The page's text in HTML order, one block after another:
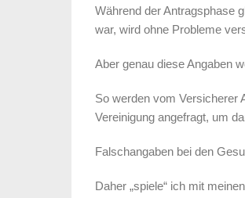
Während der Antragsphase
war, wird ohne Probleme
Aber genau diese Angaben
So werden vom Versicherer
Vereinigung angefragt, um
Falschangaben bei den
Daher „spiele“ ich mit